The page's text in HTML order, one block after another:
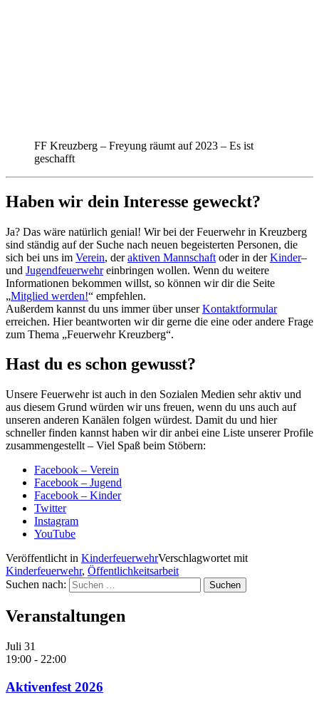
FF Kreuzberg – Freyung räumt auf 2023 – Es ist
geschafft
Haben wir dein Interesse geweckt?
Ja? Das wäre natürlich genial! Wir bei der Feuerwehr in Kreuzberg
sind ständig auf der Suche nach neuen begeisterten Personen, die
sich bei uns im Verein, deraktiven Mannschaft oder in derKinder–
und Jugendfeuerwehreinbringen wollen. Wenn du weitere
Informationen bekommen willst, so können wir dir die Seite
„Mitglied werden!“ empfehlen.
Außerdem kannst du uns immer über unserKontaktformular
erreichen. Hier beantworten wir dir gerne die eine oder andere Frage
zum Thema „Feuerwehr Kreuzberg“.
Hast du es schon gewusst?
Unsere Feuerwehr ist auch in den Sozialen Medien sehr aktiv und
aus diesem Grund würden wir uns freuen, wenn du uns auch auf
unseren anderen Kanälen folgen würdest. Damit du und hier
schneller finden kannst haben wir dir anbei eine Liste unserer Profile
zusammengestellt – Viel Spaß beim Stöbern:
Facebook – Verein
Facebook – Jugend
Facebook – Kinder
Twitter
Instagram
YouTube
Veröffentlicht in KinderfeuerwehrVerschlagwortet mit
Kinderfeuerwehr, Öffentlichkeitsarbeit
Suchen nach:
Veranstaltungen
Juli 31
19:00 - 22:00
Aktivenfest 2026